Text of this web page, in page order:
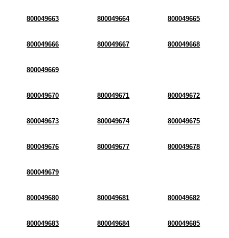
800049663 800049664 800049665
800049666 800049667 800049668
800049669
800049670 800049671 800049672
800049673 800049674 800049675
800049676 800049677 800049678
800049679
800049680 800049681 800049682
800049683 800049684 800049685